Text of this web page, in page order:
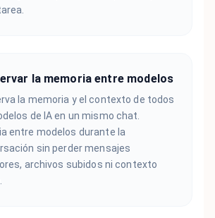
la memoria entre modelos
la memoria y el contexto de todos
de IA en un mismo chat.
entre modelos durante la
sin perder mensajes
archivos subidos ni contexto